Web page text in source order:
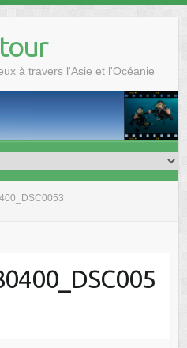
à travers l'Asie et l'Océanie